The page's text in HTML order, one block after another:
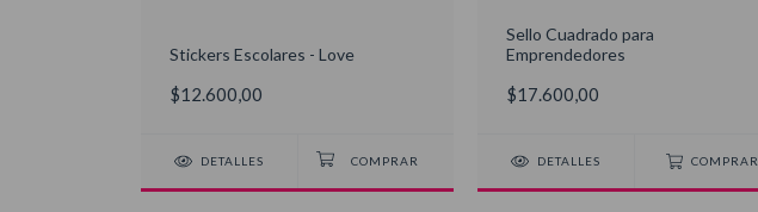
Stickers Escolares - Love
$12.600,00
DETALLES
Sello Cuadrado para
Emprendedores
$17.600,00
DETALLES COMPRAR